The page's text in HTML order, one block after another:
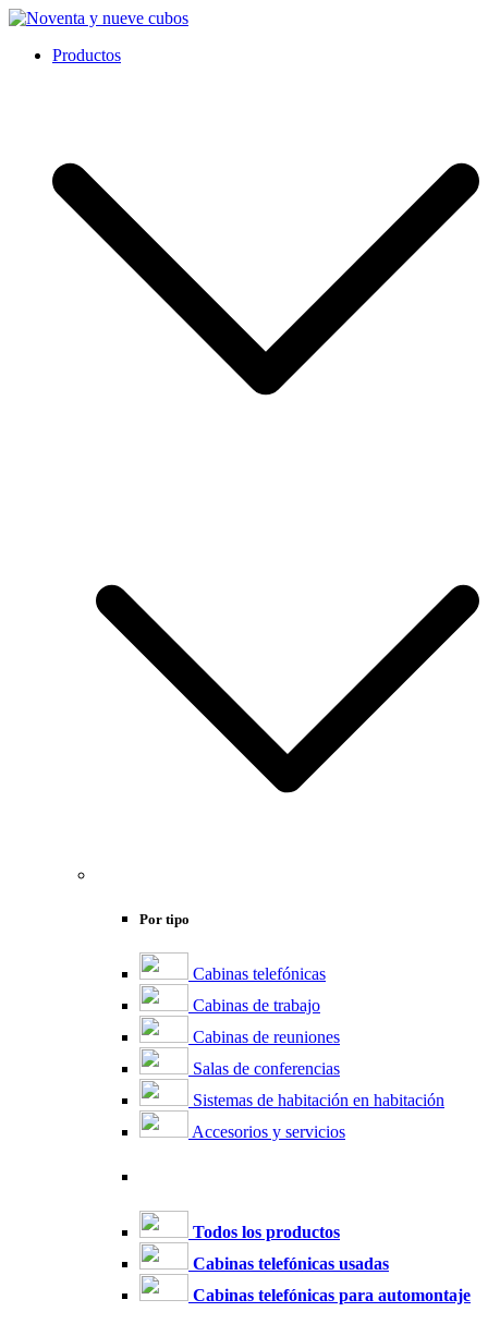
Ir
contenido
Noventa y nueve cubos
Productos
Por tipo
Cabinas telefónicas
Cabinas de trabajo
Cabinas de reuniones
Salas de conferencias
Sistemas de habitación en habitación
Accesorios y servicios
Todos los productos
Cabinas telefónicas usadas
Cabinas telefónicas para automontaje